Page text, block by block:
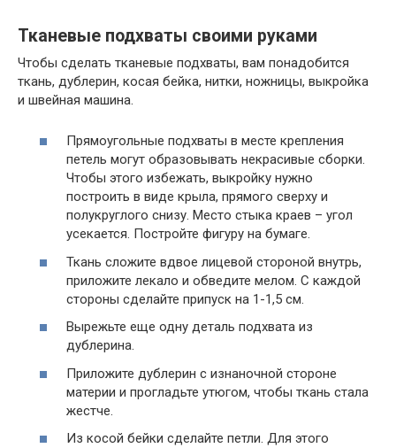
Тканевые подхваты своими руками
Чтобы сделать тканевые подхваты, вам понадобится
ткань, дублерин, косая бейка, нитки, ножницы, выкройка
и швейная машина.
Прямоугольные подхваты в месте крепления
петель могут образовывать некрасивые сборки.
Чтобы этого избежать, выкройку нужно
построить в виде крыла, прямого сверху и
полукруглого снизу. Место стыка краев – угол
усекается. Постройте фигуру на бумаге.
Ткань сложите вдвое лицевой стороной внутрь,
приложите лекало и обведите мелом. С каждой
стороны сделайте припуск на 1-1,5 см.
Вырежьте еще одну деталь подхвата из
дублерина.
Приложите дублерин с изнаночной стороне
материи и прогладьте утюгом, чтобы ткань стала
жестче.
Из косой бейки сделайте петли. Для этого